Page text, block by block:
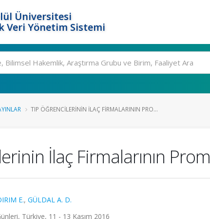
Üniversitesi
Veri Yönetim Sistemi
TIP ÖĞRENCILERININ İLAÇ FIRMALARININ PRO...
İlaç Firmalarının
E., GÜLDAL A. D.
Türkiye, 11 - 13 Kasım 2016